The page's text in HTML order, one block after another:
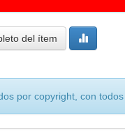
del ítem
por copyright, con